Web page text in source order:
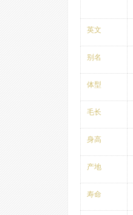
英文
别名
体型
毛长
身高
产地
寿命